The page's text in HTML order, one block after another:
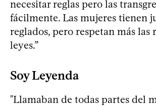
necesitar reglas pero las
fácilmente. Las mujeres tienen
reglados, pero respetan más las
leyes.”
Soy Leyenda
"Llamaban de todas partes del